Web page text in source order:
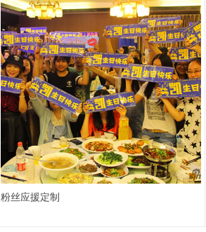
粉丝应援定制